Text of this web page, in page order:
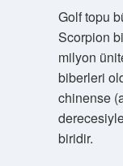
Golf topu
Scorpion
milyon
biberleri
chinense
biridir.